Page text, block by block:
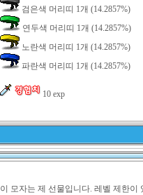
파란색 머리띠 1개 (14.2857%)
10 exp
이 모자는 제 선물입니다. 레벨 제한이